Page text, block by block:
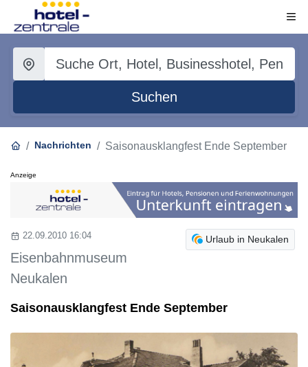
Suchen
Nachrichten Saisonausklangfest Ende September
Anzeige
Urlaub in Neukalen
22.09.2010 16:04
Eisenbahnmuseum
Neukalen
Saisonausklangfest Ende September